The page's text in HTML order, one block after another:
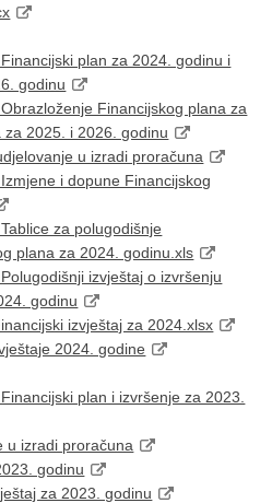
plan za 2024. godinu i
godinu
Financijskog plana za
2025. i 2026. godinu
u izradi proračuna
i dopune Financijskog
za polugodišnje
plana za 2024. godinu.xls
izvještaj o izvršenju
godinu
izvještaj za 2024.xlsx
2024. godine
plan i izvršenje za 2023.
u izradi proračuna
godinu
za 2023. godinu